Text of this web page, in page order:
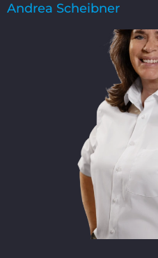
Andrea Scheibner